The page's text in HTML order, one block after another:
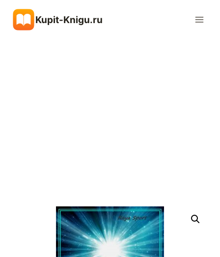
содержимому
Kupit-Knigu.ru